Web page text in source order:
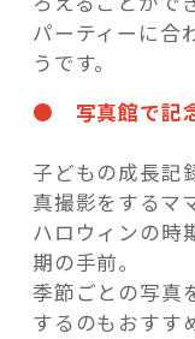
パーティーに合
うです。
● 写真館で記
子どもの成長記
真撮影をするマ
ハロウィンの時
期の手前。
季節ごとの写真
するのもおすす